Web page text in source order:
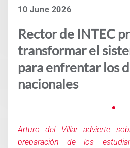
10 June 2026
Rector de INTEC
transformar el
para enfrentar los
nacionales
Arturo del Villar advierte
preparación de los